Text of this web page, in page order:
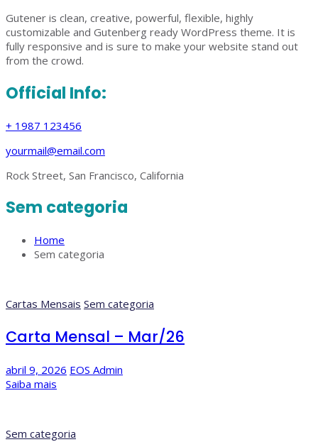
Gutener is clean, creative, powerful, flexible, highly
customizable and Gutenberg ready WordPress theme. It is
fully responsive and is sure to make your website stand out
from the crowd.
Official Info:
+ 1987 123456
yourmail@email.com
Rock Street, San Francisco, California
Sem categoria
Home
Sem categoria
Cartas Mensais Sem categoria
Carta Mensal – Mar/26
abril 9, 2026 EOS Admin
Saiba mais
Sem categoria